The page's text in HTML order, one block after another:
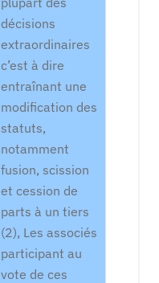
décisions
extraordinaires
c’est à dire
entraînant une
modification des
statuts,
notamment
fusion, scission
et cession de
parts à un tiers
(2), Les associés
participant au
vote de ces